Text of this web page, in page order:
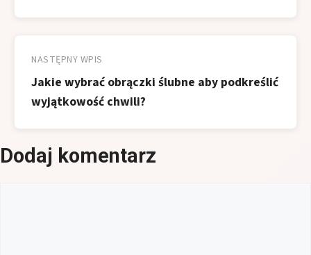
NASTĘPNY WPIS
Jakie wybrać obrączki ślubne aby podkreślić
wyjątkowość chwili?
Dodaj komentarz